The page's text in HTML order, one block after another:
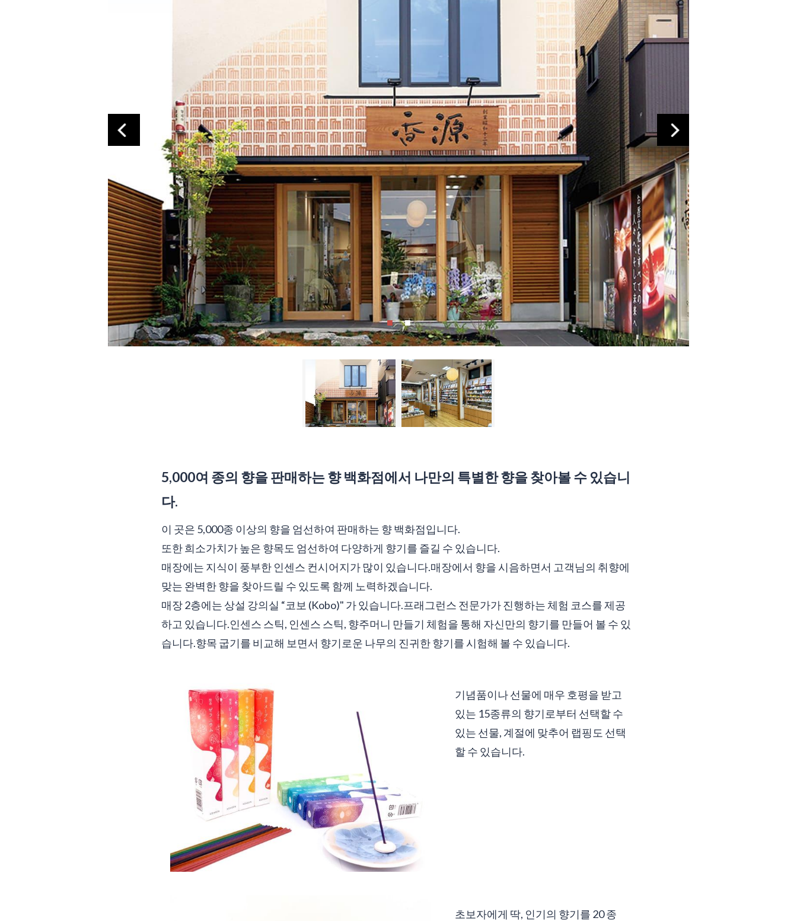
5,000여 종의 향을 판매하는 향 백화점에서 나만의 특별한 향을 찾아볼 수 있습니
다.
이 곳은 5,000종 이상의 향을 엄선하여 판매하는 향 백화점입니다.
또한 희소가치가 높은 향목도 엄선하여 다양하게 향기를 즐길 수 있습니다.
매장에는 지식이 풍부한 인센스 컨시어지가 많이 있습니다.매장에서 향을 시음하면서 고객님의 취향에
맞는 완벽한 향을 찾아드릴 수 있도록 함께 노력하겠습니다.
매장 2층에는 상설 강의실 “코보 (Kobo)" 가 있습니다.프래그런스 전문가가 진행하는 체험 코스를 제공
하고 있습니다.인센스 스틱, 인센스 스틱, 향주머니 만들기 체험을 통해 자신만의 향기를 만들어 볼 수 있
습니다.향목 굽기를 비교해 보면서 향기로운 나무의 진귀한 향기를 시험해 볼 수 있습니다.
기념품이나 선물에 매우 호평을 받고
있는 15종류의 향기로부터 선택할 수
있는 선물, 계절에 맞추어 랩핑도 선택
할 수 있습니다.
초보자에게 딱, 인기의 향기를 20 종